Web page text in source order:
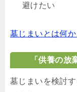
避けたい
墓じまいとは何
「供養の放
墓じまいを検討